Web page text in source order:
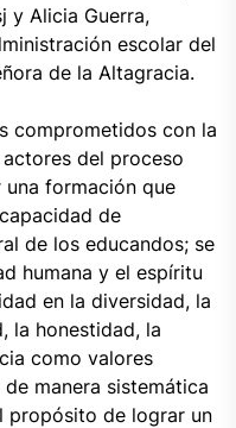
y Alicia Guerra,
escolar del
de la Altagracia.
comprometidos con la
del proceso
una formación que
de
de los educandos; se
humana y el espíritu
en la diversidad, la
la honestidad, la
como valores
manera sistemática
propósito de lograr un